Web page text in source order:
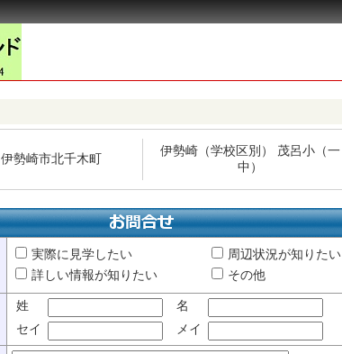
伊勢崎市北千木町
伊勢崎（学校区別） 茂呂小（一
中）
実際に見学したい
周辺状況が知りたい
詳しい情報が知りたい
その他
姓
名
セイ
メイ